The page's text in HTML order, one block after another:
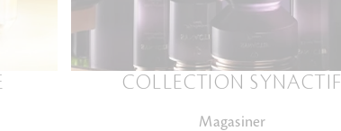
COLLECTION SYNACTIF
Magasiner